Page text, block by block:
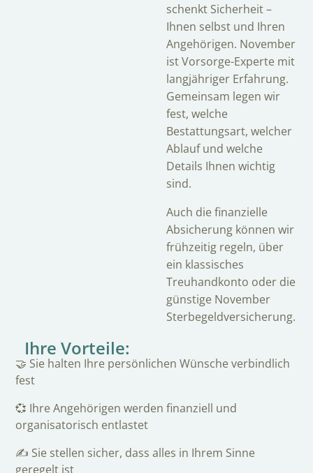
schenkt Sicherheit –
Ihnen selbst und Ihren
Angehörigen. November
ist Vorsorge-Experte mit
langjähriger Erfahrung.
Gemeinsam legen wir
fest, welche
Bestattungsart, welcher
Ablauf und welche
Details Ihnen wichtig
sind.
Auch die finanzielle
Absicherung können wir
frühzeitig regeln, über
ein klassisches
Treuhandkonto oder die
günstige November
Sterbegeldversicherung.
Ihre Vorteile:
🤝 Sie halten Ihre persönlichen Wünsche verbindlich
fest
💞 Ihre Angehörigen werden finanziell und
organisatorisch entlastet
✍️ Sie stellen sicher, dass alles in Ihrem Sinne
geregelt ist